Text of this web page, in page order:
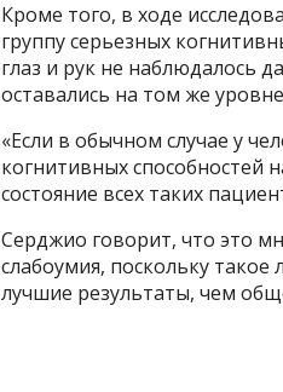
Кроме того, в ходе
группу серьезных
глаз и рук не наблюдалось
оставались на том же
«Если в обычном случае у
когнитивных способностей
состояние всех таких
Серджио говорит, что это
слабоумия, поскольку
лучшие результаты, чем